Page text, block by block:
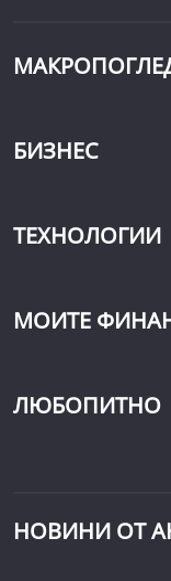
БИЗНЕС
ТЕХНОЛОГИИ
МОИТЕ
ЛЮБОПИТНО
НОВИНИ ОТ